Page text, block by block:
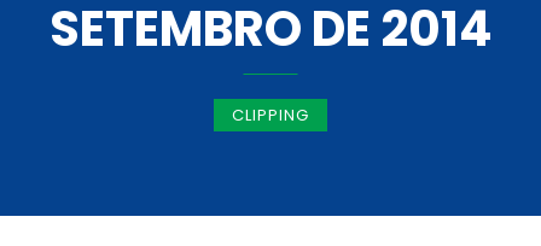
SETEMBRO DE 2014
CLIPPING